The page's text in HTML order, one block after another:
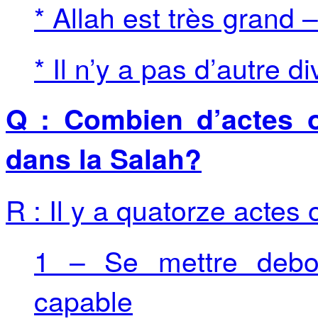
* Allah est très grand
* Il n’y a pas d’autre
Q : Combien d’actes
dans la Salah?
R : Il y a quatorze actes
1 – Se mettre
capable